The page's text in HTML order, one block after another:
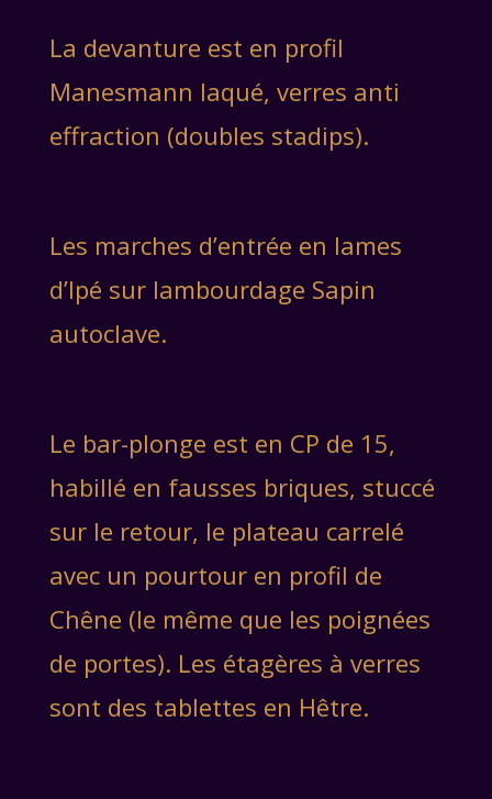
La devanture est en profil
Manesmann laqué, verres anti
effraction (doubles stadips).
Les marches d’entrée en lames
d’Ipé sur lambourdage Sapin
autoclave.
Le bar-plonge est en CP de 15,
habillé en fausses briques, stuccé
sur le retour, le plateau carrelé
avec un pourtour en profil de
Chêne (le même que les poignées
de portes). Les étagères à verres
sont des tablettes en Hêtre.